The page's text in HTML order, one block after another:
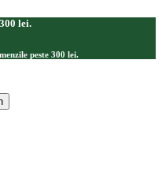
lei.
peste 300 lei.